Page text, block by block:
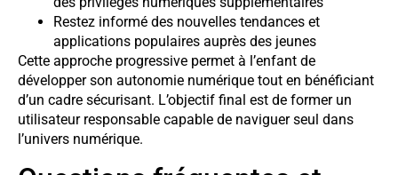
Restez informé des nouvelles tendances et
applications populaires auprès des jeunes
Cette approche progressive permet à l’enfant de
développer son autonomie numérique tout en bénéficiant
d’un cadre sécurisant. L’objectif final est de former un
utilisateur responsable capable de naviguer seul dans
l’univers numérique.